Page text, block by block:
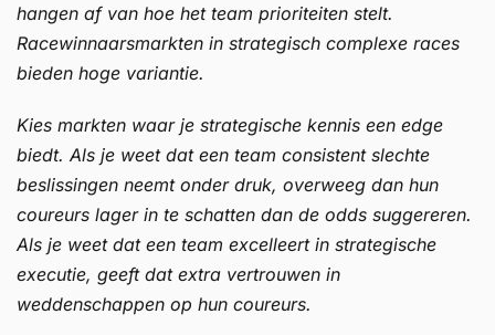
hangen af van hoe het team prioriteiten stelt.
Racewinnaarsmarkten in strategisch complexe races
bieden hoge variantie.
Kies markten waar je strategische kennis een edge
biedt. Als je weet dat een team consistent slechte
beslissingen neemt onder druk, overweeg dan hun
coureurs lager in te schatten dan de odds suggereren.
Als je weet dat een team excelleert in strategische
executie, geeft dat extra vertrouwen in
weddenschappen op hun coureurs.